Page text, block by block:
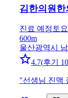
김한의원 한
진료 예정 토
600m
울산광역시
4.7(후기 10
"선생님 진맥